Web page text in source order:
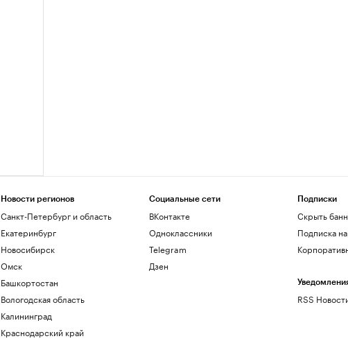
Новости регионов
Санкт-Петербург и область
Екатеринбург
Новосибирск
Омск
Башкортостан
Вологодская область
Калининград
Краснодарский край
Социальные сети
ВКонтакте
Одноклассники
Telegram
Дзен
Подписки
Скрыть
Подписка
RSS